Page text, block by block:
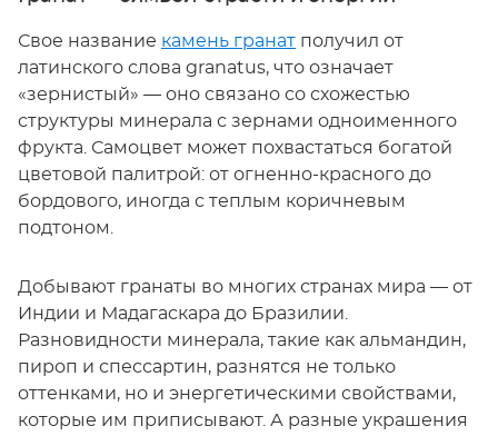
Свое название камень гранат получил от
латинского слова granatus, что означает
«зернистый» — оно связано со схожестью
структуры минерала с зернами одноименного
фрукта. Самоцвет может похвастаться богатой
цветовой палитрой: от огненно-красного до
бордового, иногда с теплым коричневым
подтоном.
Добывают гранаты во многих странах мира — от
Индии и Мадагаскара до Бразилии.
Разновидности минерала, такие как альмандин,
пироп и спессартин, разнятся не только
оттенками, но и энергетическими свойствами,
которые им приписывают. А разные украшения